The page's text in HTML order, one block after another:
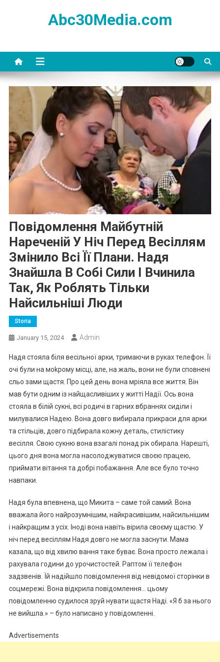
Abc30Media.com
Повідомлення Майбутній
Нареченій У Ніч Перед Весіллям
Змінило Всі Її Плани. Надя
Знайшла В Собі Сили І Вчинила
Так, Як Роблять Тільки
Найсильніші Люди
Storia
January 15, 2024 Admin
Надя стояла біля весільної арки, тримаючи в руках телефон. Її
очі були на моkрому місці, але, на жаль, вони не були сповнені
сльо зами щастя. Про цей день вона мріяла все життя. Він
мав бути одним із найщасливіших у житті Надії. Ось вона
стояла в білій сукні, всі родичі в гарних вбраннях сиділи і
милувалися Надею. Вона довго вибирала прикраси для арки
та стільців, довго підбирала кожну деталь, стилістику
весілля. Свою сукню вона взагалі понад рік обирала. Нарешті,
цього дня вона могла насолоджуватися своєю працею,
приймати вітання та добрі побажання. Але все було точно
навпаки.
Надя була впевнена, що Микита – саме той самий. Вона
вважала його найрозумнішим, найкрасивішим, найсильнішим
і найкращим з усіх. Іноді вона навіть вірила своєму щастю. У
ніч перед весіллям Надя довго не могла заснути. Мама
казала, що від хвилю вання таке буває. Вона просто лежала і
рахувала години до урочистостей. Раптом її телефон
задзвенів. Їй надійшло повідомлення від невідомої сторінки в
соцмережі. Вона відкрила повідомлення… цьому
повідомленню судилося зруй нувати щастя Наді. «Я б за нього
не вийшла.» – було написано у повідомленні.
Advertisements